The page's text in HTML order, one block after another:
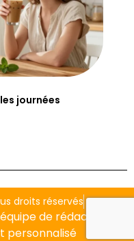
journées
droits réservés
de rédaction
personnalisé